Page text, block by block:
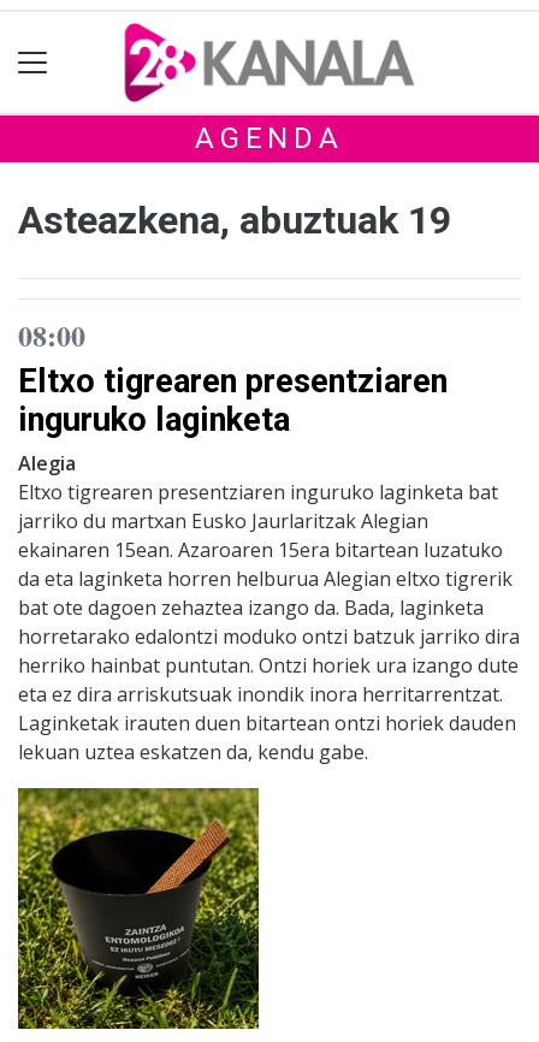
AGENDA
Asteazkena, abuztuak 19
08:00
Eltxo tigrearen presentziaren
inguruko laginketa
Alegia
Eltxo tigrearen presentziaren inguruko laginketa bat
jarriko du martxan Eusko Jaurlaritzak Alegian
ekainaren 15ean. Azaroaren 15era bitartean luzatuko
da eta laginketa horren helburua Alegian eltxo tigrerik
bat ote dagoen zehaztea izango da. Bada, laginketa
horretarako edalontzi moduko ontzi batzuk jarriko dira
herriko hainbat puntutan. Ontzi horiek ura izango dute
eta ez dira arriskutsuak inondik inora herritarrentzat.
Laginketak irauten duen bitartean ontzi horiek dauden
lekuan uztea eskatzen da, kendu gabe.